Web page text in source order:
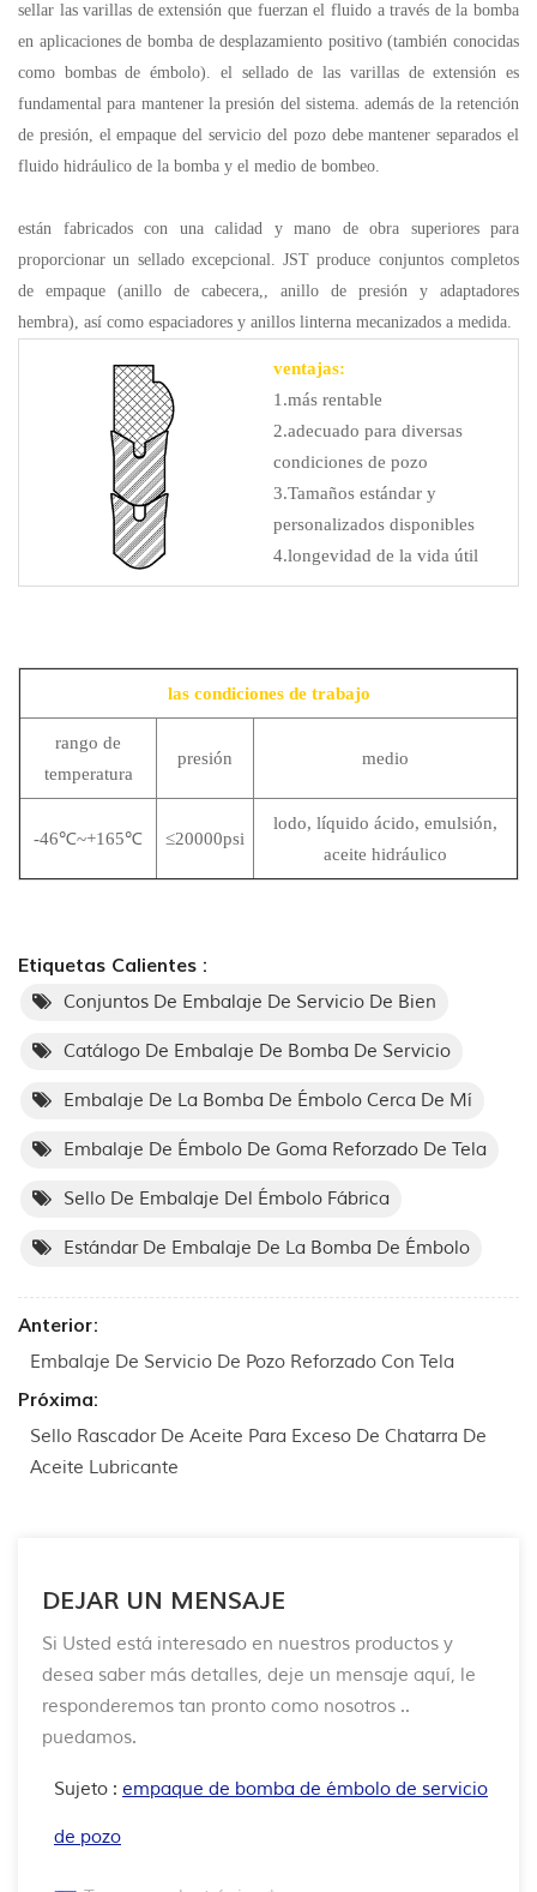
sellar las varillas de extensión que fuerzan el fluido a través de la bomba
en aplicaciones de bomba de desplazamiento positivo (también conocidas
como bombas de émbolo). el sellado de las varillas de extensión es
fundamental para mantener la presión del sistema. además de la retención
de presión, el empaque del servicio del pozo debe mantener separados el
fluido hidráulico de la bomba y el medio de bombeo.
están fabricados con una calidad y mano de obra superiores para
proporcionar un sellado excepcional. JST produce conjuntos completos
de empaque (anillo de cabecera,, anillo de presión y adaptadores
hembra), así como espaciadores y anillos linterna mecanizados a medida.
ventajas:
1.más rentable
2.adecuado para diversas
condiciones de pozo
3.Tamaños estándar y
personalizados disponibles
4.longevidad de la vida útil
las condiciones de trabajo
rango de
temperatura
presión medio
-46℃~+165℃ ≤20000psi
lodo, líquido ácido, emulsión,
aceite hidráulico
Etiquetas Calientes :
Conjuntos De Embalaje De Servicio De Bien
Catálogo De Embalaje De Bomba De Servicio
Embalaje De La Bomba De Émbolo Cerca De Mí
Embalaje De Émbolo De Goma Reforzado De Tela
Sello De Embalaje Del Émbolo Fábrica
Estándar De Embalaje De La Bomba De Émbolo
Anterior:
Embalaje De Servicio De Pozo Reforzado Con Tela
Próxima:
Sello Rascador De Aceite Para Exceso De Chatarra De
Aceite Lubricante
DEJAR UN MENSAJE
Si Usted está interesado en nuestros productos y
desea saber más detalles, deje un mensaje aquí, le
responderemos tan pronto como nosotros ..
puedamos.
Sujeto : empaque de bomba de émbolo de servicio
de pozo